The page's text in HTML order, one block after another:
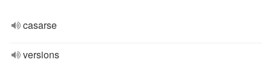
casarse
versions